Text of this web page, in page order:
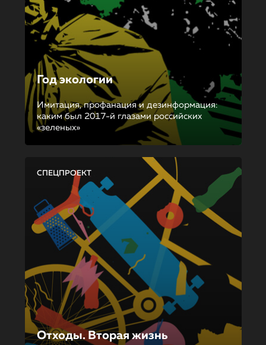
Год экологии
Имитация, профанация и дезинформация:
каким был 2017-й глазами российских
«зеленых»
СПЕЦПРОЕКТ
Отходы. Вторая жизнь